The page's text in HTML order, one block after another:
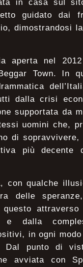
in casa sul
guidato dai
dimostrandosi
aperta nel
Town. In
dalla crisi
supportata da
uomini che,
di
più decente
con qualche
delle
e dalla
in ogni
Dal punto di
avviata con